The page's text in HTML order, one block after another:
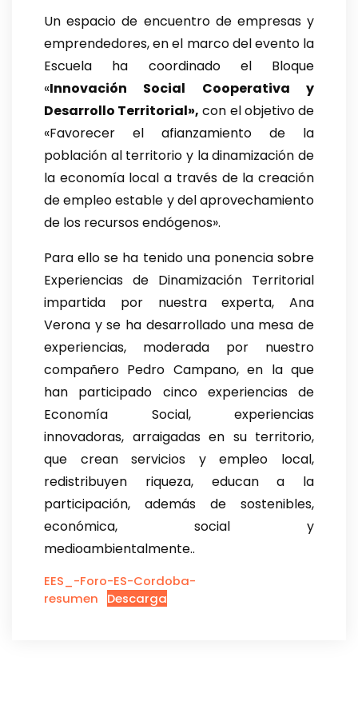
Un espacio de encuentro de empresas y
emprendedores, en el marco del evento la
Escuela ha coordinado el Bloque
«Innovación Social Cooperativa y
Desarrollo Territorial», con el objetivo de
«Favorecer el afianzamiento de la
población al territorio y la dinamización de
la economía local a través de la creación
de empleo estable y del aprovechamiento
de los recursos endógenos».
Para ello se ha tenido una ponencia sobre
Experiencias de Dinamización Territorial
impartida por nuestra experta, Ana
Verona y se ha desarrollado una mesa de
experiencias, moderada por nuestro
compañero Pedro Campano, en la que
han participado cinco experiencias de
Economía Social, experiencias
innovadoras, arraigadas en su territorio,
que crean servicios y empleo local,
redistribuyen riqueza, educan a la
participación, además de sostenibles,
económica, social y
medioambientalmente..
EES_-Foro-ES-Cordoba-
resumen
Descarga